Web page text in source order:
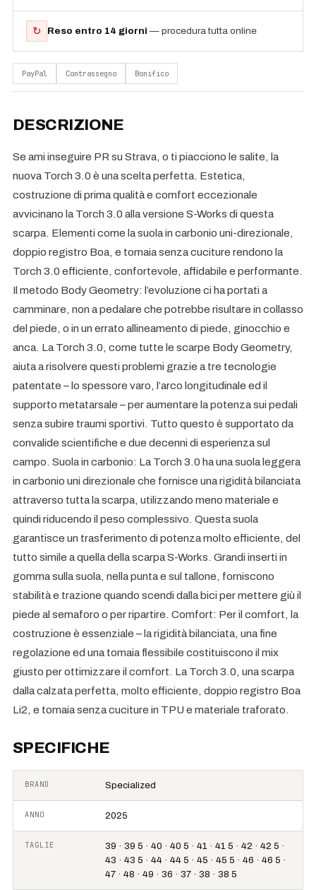
↻ Reso entro 14 giorni — procedura tutta online
PayPal Contrassegno Bonifico
DESCRIZIONE
Se ami inseguire PR su Strava, o ti piacciono le salite, la
nuova Torch 3.0 è una scelta perfetta. Estetica,
costruzione di prima qualità e comfort eccezionale
avvicinano la Torch 3.0 alla versione S-Works di questa
scarpa. Elementi come la suola in carbonio uni-direzionale,
doppio registro Boa, e tomaia senza cuciture rendono la
Torch 3.0 efficiente, confortevole, affidabile e performante.
Il metodo Body Geometry: l’evoluzione ci ha portati a
camminare, non a pedalare che potrebbe risultare in collasso
del piede, o in un errato allineamento di piede, ginocchio e
anca. La Torch 3.0, come tutte le scarpe Body Geometry,
aiuta a risolvere questi problemi grazie a tre tecnologie
patentate – lo spessore varo, l’arco longitudinale ed il
supporto metatarsale – per aumentare la potenza sui pedali
senza subire traumi sportivi. Tutto questo è supportato da
convalide scientifiche e due decenni di esperienza sul
campo. Suola in carbonio: La Torch 3.0 ha una suola leggera
in carbonio uni direzionale che fornisce una rigidità bilanciata
attraverso tutta la scarpa, utilizzando meno materiale e
quindi riducendo il peso complessivo. Questa suola
garantisce un trasferimento di potenza molto efficiente, del
tutto simile a quella della scarpa S-Works. Grandi inserti in
gomma sulla suola, nella punta e sul tallone, forniscono
stabilità e trazione quando scendi dalla bici per mettere giù il
piede al semaforo o per ripartire. Comfort: Per il comfort, la
costruzione è essenziale – la rigidità bilanciata, una fine
regolazione ed una tomaia flessibile costituiscono il mix
giusto per ottimizzare il comfort. La Torch 3.0, una scarpa
dalla calzata perfetta, molto efficiente, doppio registro Boa
Li2, e tomaia senza cuciture in TPU e materiale traforato.
SPECIFICHE
BRAND Specialized
ANNO 2025
TAGLIE
39 · 39 5 · 40 · 40 5 · 41 · 41 5 · 42 · 42 5 ·
43 · 43 5 · 44 · 44 5 · 45 · 45 5 · 46 · 46 5 ·
47 · 48 · 49 · 36 · 37 · 38 · 38 5